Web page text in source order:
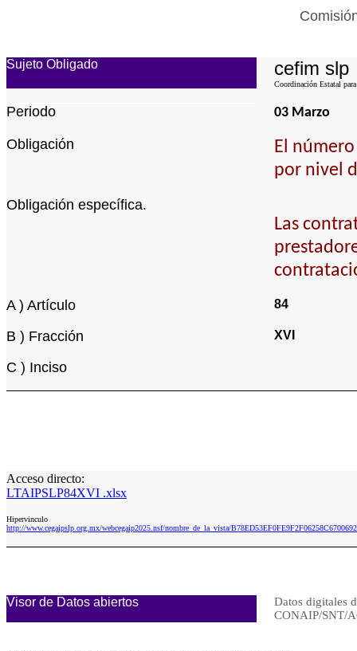
Sujeto Obligado cefim slp
Coordinación Estatal
Periodo 03 Marzo
Obligación
El
por nivel
Obligación específica.
Las
A ) Artículo 84
B ) Fracción XVI
C ) Inciso
Acceso directo:
LTAIPSLP84XVI .xlsx
Hipervinculo
http://www.cegaipslp.org.mx/webcegaip2025.nsf/nombre_de_la_vista/
Visor de Datos abiertos
Datos digitales
CONAIP/SNT/